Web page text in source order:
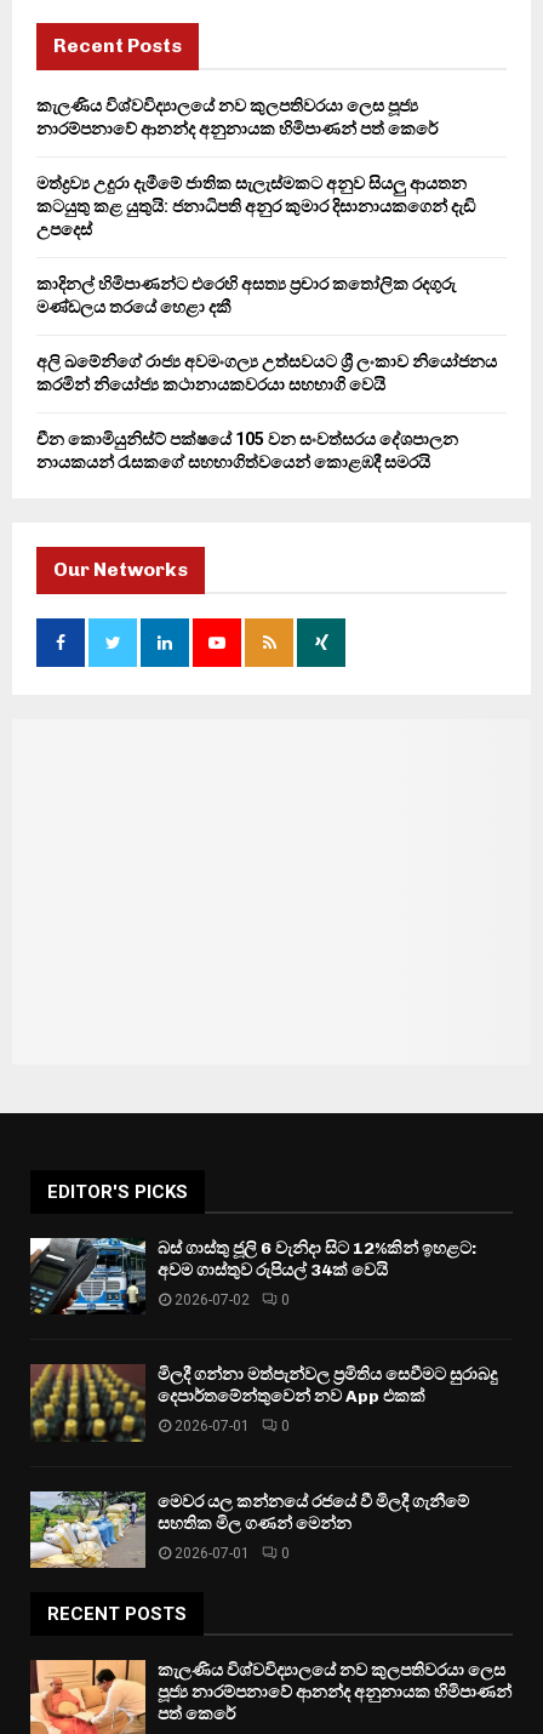
f
r
H
Recent Posts
කැලණිය විශ්වවිද්‍යාලයේ නව කුලපතිවරයා ලෙස පූජ්‍ය
නාරම්පනාවේ ආනන්ද අනුනායක හිමිපාණන් පත් කෙරේ
මත්ද්‍රව්‍ය උදුරා දැමීමේ ජාතික සැලැස්මකට අනුව සියලු ආයතන
කටයුතු කළ යුතුයි: ජනාධිපති අනුර කුමාර දිසානායකගෙන් දැඩි
උපදෙස්
කාදිනල් හිමිපාණන්ට එරෙහි අසත්‍ය ප්‍රචාර කතෝලික රදගුරු
මණ්ඩලය තරයේ හෙළා දකී
අලි ඛමේනිගේ රාජ්‍ය අවමංගල්‍ය උත්සවයට ශ්‍රී ලංකාව නියෝජනය
කරමින් නියෝජ්‍ය කථානායකවරයා සහභාගි වෙයි
චීන කොමියුනිස්ට් පක්ෂයේ 105 වන සංවත්සරය දේශපාලන
නායකයන් රැසකගේ සහභාගිත්වයෙන් කොළඹදී සමරයි
Our Networks
EDITOR'S PICKS
බස් ගාස්තු ජූලි 6 වැනිදා සිට 12%කින් ඉහළට:
අවම ගාස්තුව රුපියල් 34ක් වෙයි
2026-07-02 0
මිලදී ගන්නා මත්පැන්වල ප්‍රමිතිය සෙවීමට සුරාබදු
දෙපාර්තමේන්තුවෙන් නව App එකක්
2026-07-01 0
මෙවර යල කන්නයේ රජයේ වී මිලදී ගැනීමේ
සහතික මිල ගණන් මෙන්න
2026-07-01 0
RECENT POSTS
කැලණිය විශ්වවිද්‍යාලයේ නව කුලපතිවරයා ලෙස
පූජ්‍ය නාරම්පනාවේ ආනන්ද අනුනායක හිමිපාණන්
පත් කෙරේ